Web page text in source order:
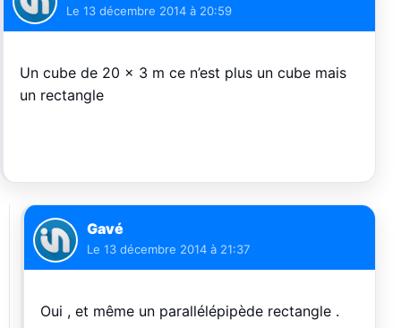
Le 13 décembre 2014 à 20:59
Un cube de 20 x 3 m ce n’est plus un cube mais
un rectangle
Gavé
Le 13 décembre 2014 à 21:37
Oui , et même un parallélépipède rectangle .